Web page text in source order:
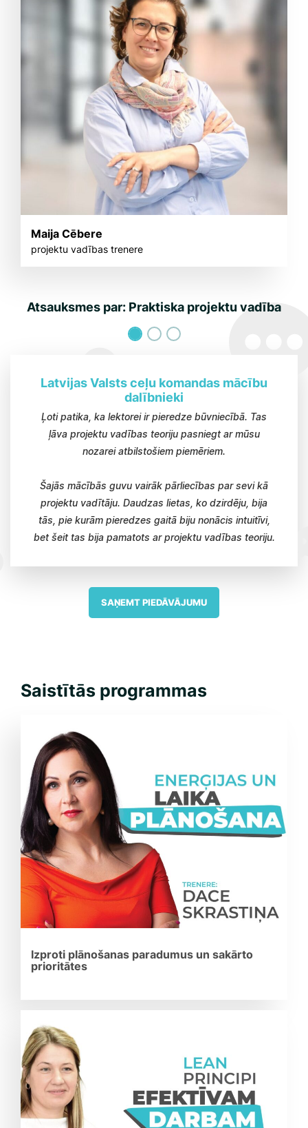
Maija Cēbere
projektu vadības trenere
Atsauksmes par: Praktiska projektu vadība
Latvijas Valsts ceļu komandas mācību
dalībnieki
Ļoti patika, ka lektorei ir pieredze būvniecībā. Tas
ļāva projektu vadības teoriju pasniegt ar mūsu
nozarei atbilstošiem piemēriem.
Šajās mācībās guvu vairāk pārliecības par sevi kā
projektu vadītāju. Daudzas lietas, ko dzirdēju, bija
tās, pie kurām pieredzes gaitā biju nonācis intuitīvi,
bet šeit tas bija pamatots ar projektu vadības teoriju.
SAŅEMT PIEDĀVĀJUMU
Saistītās programmas
Izproti plānošanas paradumus un sakārto
prioritātes